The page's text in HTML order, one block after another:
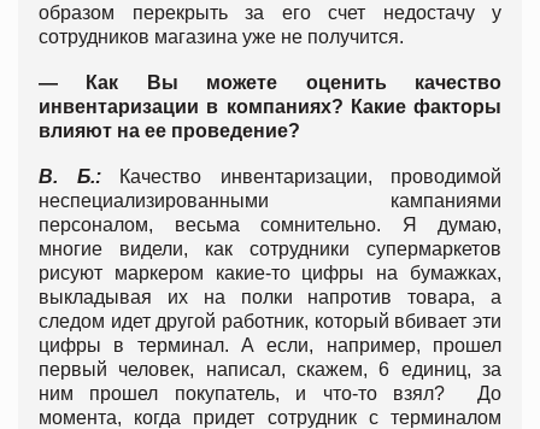
образом перекрыть за его счет недостачу у
сотрудников магазина уже не получится.
— Как Вы можете оценить качество
инвентаризации в компаниях? Какие факторы
влияют на ее проведение?
В. Б.:Качество инвентаризации, проводимой
неспециализированными кампаниями
персоналом, весьма сомнительно. Я думаю,
многие видели, как сотрудники супермаркетов
рисуют маркером какие-то цифры на бумажках,
выкладывая их на полки напротив товара, а
следом идет другой работник, который вбивает эти
цифры в терминал. А если, например, прошел
первый человек, написал, скажем, 6 единиц, за
ним прошел покупатель, и что-то взял? До
момента, когда придет сотрудник с терминалом